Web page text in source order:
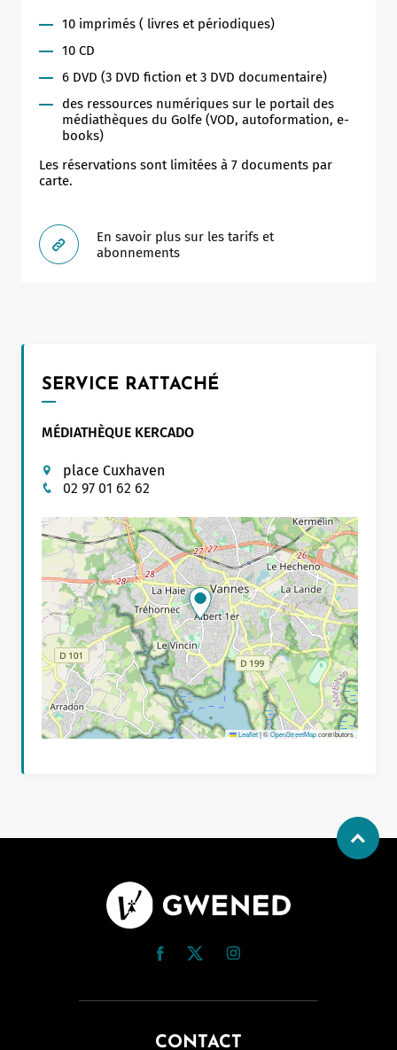
10 imprimés ( livres et périodiques)
10 CD
6 DVD (3 DVD fiction et 3 DVD documentaire)
des ressources numériques sur le portail des
médiathèques du Golfe (VOD, autoformation, e-
books)
Les réservations sont limitées à 7 documents par
carte.
En savoir plus sur les tarifs et
abonnements
SERVICE RATTACHÉ
MÉDIATHÈQUE KERCADO
place Cuxhaven
02 97 01 62 62
Leaflet|©OpenStreetMapcontributors
CONTACT